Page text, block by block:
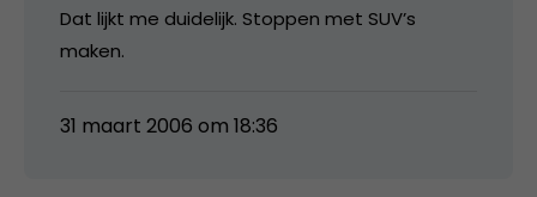
Dat lijkt me duidelijk. Stoppen met SUV’s
maken.
31 maart 2006 om 18:36